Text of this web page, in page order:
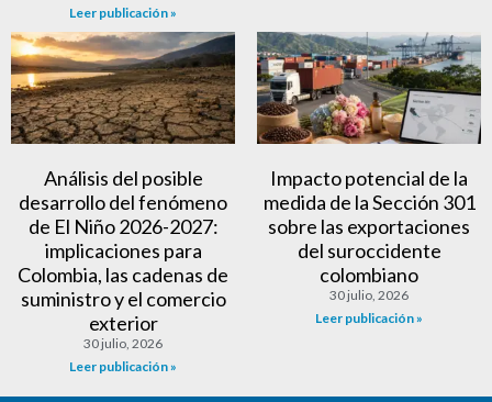
Leer publicación »
Análisis del posible
desarrollo del fenómeno
de El Niño 2026-2027:
implicaciones para
Colombia, las cadenas de
suministro y el comercio
exterior
30 julio, 2026
Leer publicación »
Impacto potencial de la
medida de la Sección 301
sobre las exportaciones
del suroccidente
colombiano
30 julio, 2026
Leer publicación »